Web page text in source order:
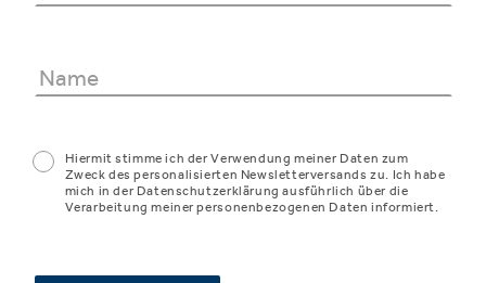
Hiermit stimme ich der Verwendung meiner Daten zum
Zweck des personalisierten Newsletterversands zu. Ich habe
mich in der Datenschutzerklärung ausführlich über die
Verarbeitung meiner personenbezogenen Daten informiert.